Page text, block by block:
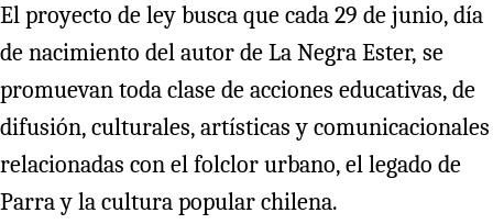
El proyecto de ley busca que cada 29 de junio, día
de nacimiento del autor de La Negra Ester, se
promuevan toda clase de acciones educativas, de
difusión, culturales, artísticas y comunicacionales
relacionadas con el folclor urbano, el legado de
Parra y la cultura popular chilena.